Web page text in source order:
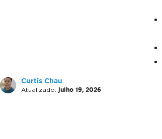
Curtis Chau
Atualizado: julho 19, 2026